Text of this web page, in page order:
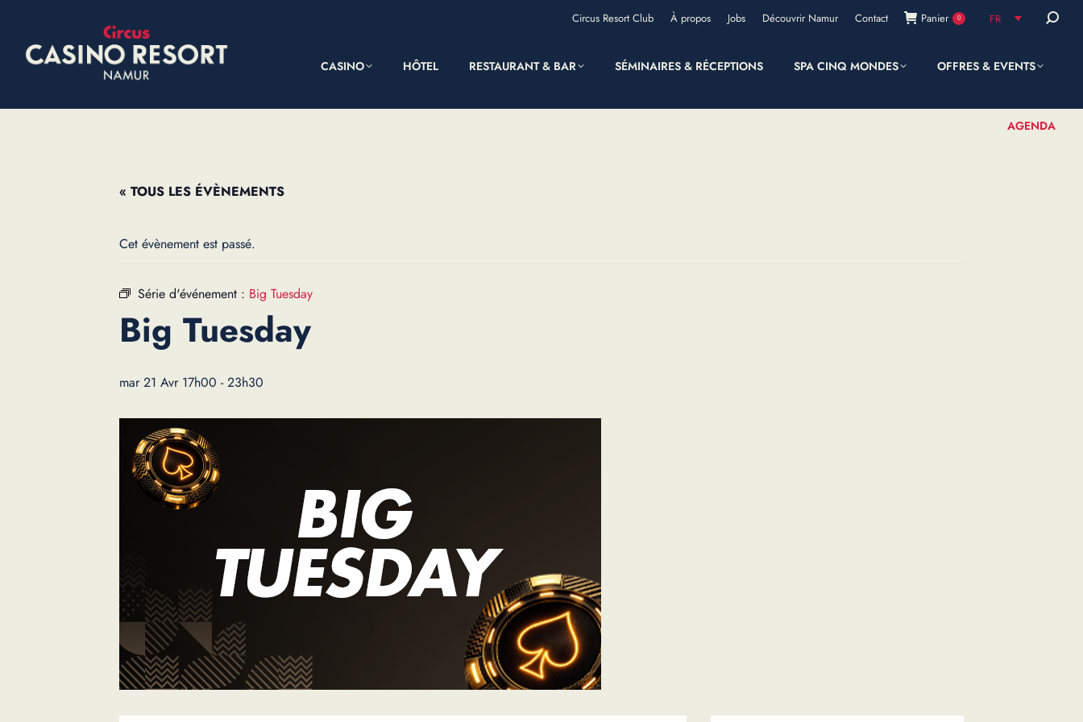
Circus Resort Club À propos Jobs Découvrir Namur Contact Panier 0 FR
CASINO HÔTEL RESTAURANT & BAR SÉMINAIRES & RÉCEPTIONS SPA CINQ MONDES OFFRES & EVENTS
AGENDA
« TOUS LES ÉVÈNEMENTS
Cet évènement est passé.
Série d'événement : Big Tuesday
Big Tuesday
mar 21 Avr 17h00 -23h30